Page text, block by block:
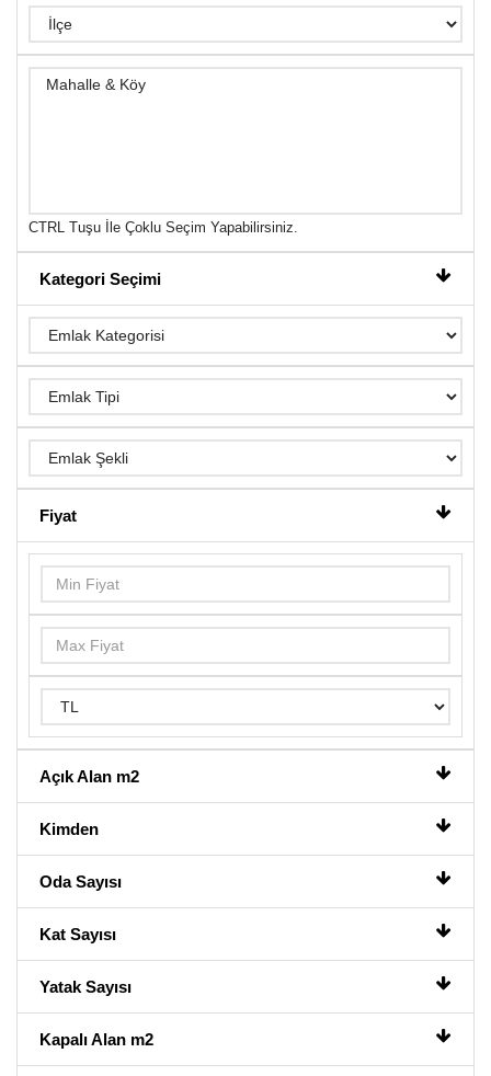
CTRL Tuşu İle Çoklu Seçim Yapabilirsiniz.
Kategori Seçimi
Fiyat
Açık Alan m2
Kimden
Oda Sayısı
Kat Sayısı
Yatak Sayısı
Kapalı Alan m2